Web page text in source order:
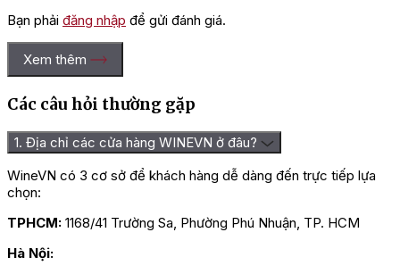
Bạn phải đăng nhập để gửi đánh giá.
Xem thêm
Các câu hỏi thường gặp
1. Địa chỉ các cửa hàng WINEVN ở đâu?
WineVN có 3 cơ sở để khách hàng dễ dàng đến trực tiếp lựa
chọn:
TPHCM: 1168/41 Trường Sa, Phường Phú Nhuận, TP. HCM
Hà Nội: